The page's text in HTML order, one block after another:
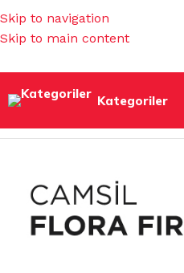
Skip to navigation
Skip to main content
Kategoriler
TEMİZLİK